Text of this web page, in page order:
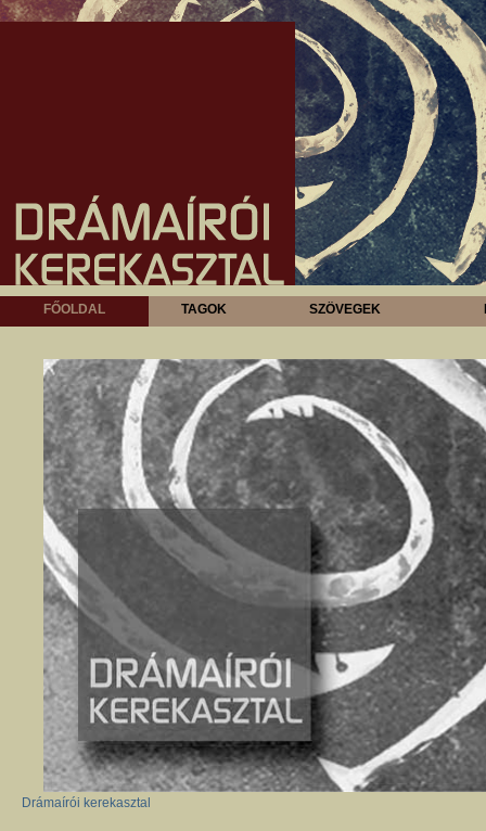
FŐOLDAL TAGOK SZÖVEGEK
Drámaírói kerekasztal